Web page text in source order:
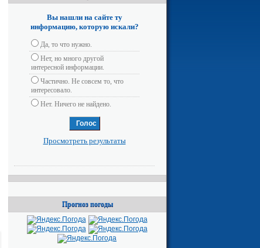
Вы нашли на сайте ту
информацию, которую искали?
Да, то что нужно.
Нет, но много другой
интересной информации.
Частично. Не совсем то, что
интересовало.
Нет. Ничего не найдено.
Просмотреть результаты
Прогноз погоды